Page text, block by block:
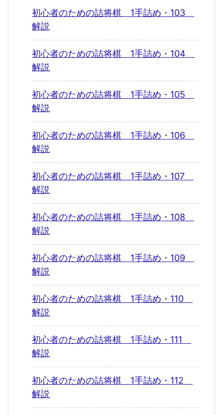
初心者のための詰将棋 1手詰め・103
解説
初心者のための詰将棋 1手詰め・104
解説
初心者のための詰将棋 1手詰め・105
解説
初心者のための詰将棋 1手詰め・106
解説
初心者のための詰将棋 1手詰め・107
解説
初心者のための詰将棋 1手詰め・108
解説
初心者のための詰将棋 1手詰め・109
解説
初心者のための詰将棋 1手詰め・110
解説
初心者のための詰将棋 1手詰め・111
解説
初心者のための詰将棋 1手詰め・112
解説